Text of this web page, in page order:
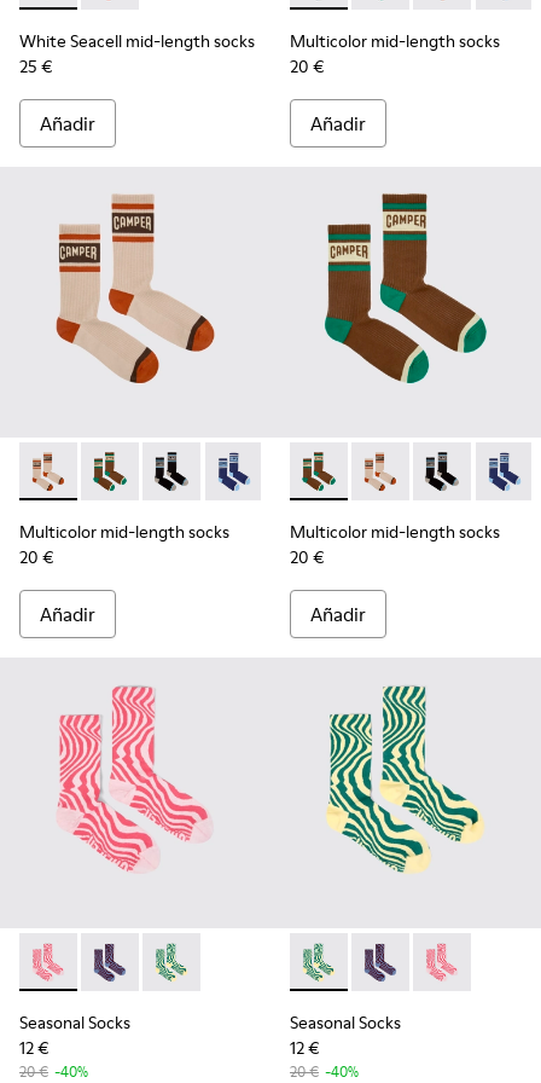
White Seacell mid-length socks
25 €
Añadir
Multicolor mid-length socks
20 €
Añadir
Multicolor mid-length socks - KA00073-008 - Calcetines
Multicolor mid-length socks - KA00073-009 -
Multicolor mid-length socks - KA00073-007
Multicolor mid-length socks -
Multicolor mid-length socks
20 €
Añadir
Multicolor mid-length
Multicolor mid-
Multicolor
Multicolor mid-length socks
20 €
Añadir
Seasonal Socks - KA00077-001 - Calcetines de media caña
Seasonal Socks - KA00077-003 - Calcetines de caña
Seasonal Socks - KA00077-002 - Calcetines
Seasonal Socks
12 €
20 € -40%
Seasonal Socks -
Seasonal Socks -
Seasonal
Seasonal Socks
12 €
20 € -40%